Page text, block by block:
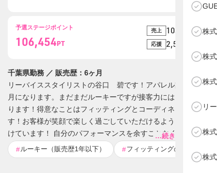
株
株
株
リ
株
株
予選ステージポイント
106,454PT
売上 103,942PT
応援 2,512
千葉県勤務 ／ 販売歴：6ヶ月
リーバイススタイリストの谷口 碧です！アパレル業界は6ヶ
月になります。まだまだルーキーですが接客力には自信があ
ります！得意なことはフィッティングとコーディネートで
す！お客様が笑顔で楽しく過ごしていただけるよう日々心が
けています！ 自分のパフォーマンスを余すことなく発揮し、
優勝を目指して頑張ります！
…続きを表示する
#ルーキー（販売歴1年以下） #フィッティングの達人